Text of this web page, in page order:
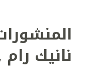
نانيك رام